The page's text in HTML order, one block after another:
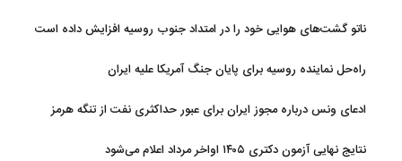
ناتو گشت‌های هوایی خود را در امتداد جنوب روسیه افزایش داده است
راه‌حل نماینده روسیه برای پایان جنگ آمریکا علیه ایران
ادعای ونس درباره مجوز ایران برای عبور حداکثری نفت از تنگه هرمز
نتایج نهایی آزمون دکتری ۱۴۰۵ اواخر مرداد اعلام می‌شود